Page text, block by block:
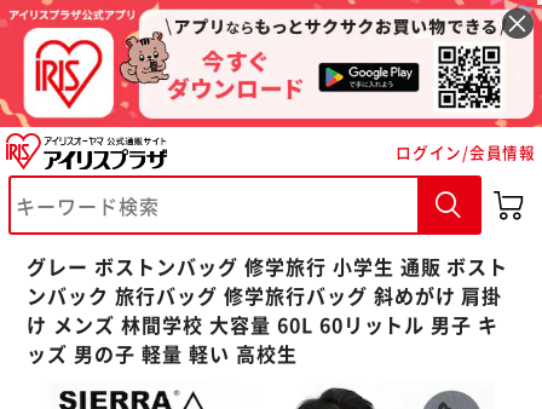
ログイン/会員情報
グレー ボストンバッグ 修学旅行 小学生 通販 ボスト
ンバック 旅行バッグ 修学旅行バッグ 斜めがけ 肩掛
け メンズ 林間学校 大容量 60L 60リットル 男子 キ
ッズ 男の子 軽量 軽い 高校生
※ご確認ください
カートに入れる 購入手続きへ